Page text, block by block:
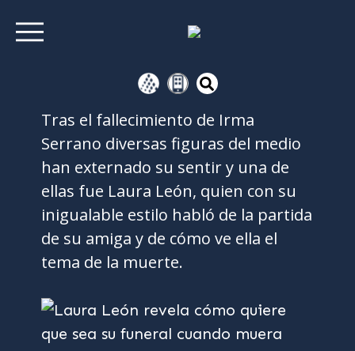
Tras el fallecimiento de Irma
Serrano diversas figuras del medio
han externado su sentir y una de
ellas fue Laura León, quien con su
inigualable estilo habló de la partida
de su amiga y de cómo ve ella el
tema de la muerte.